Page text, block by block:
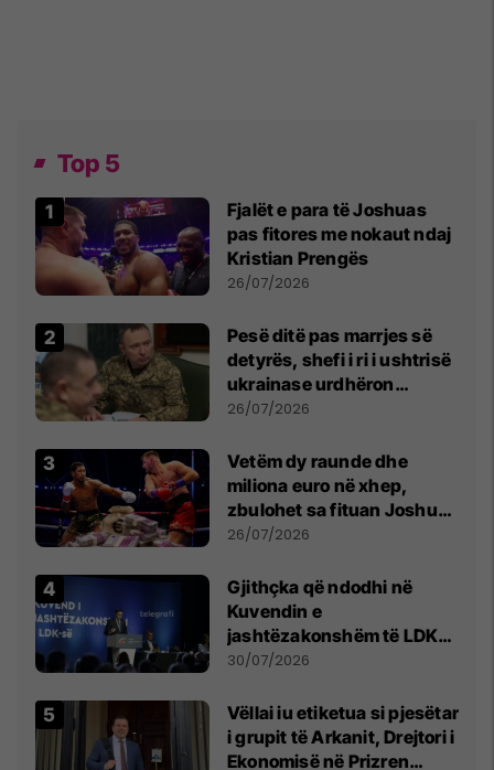
Top 5
Fjalët e para të Joshuas
pas fitores me nokaut ndaj
Kristian Prengës
26/07/2026
Pesë ditë pas marrjes së
detyrës, shefi i ri i ushtrisë
ukrainase urdhëron
kontroll të madh
26/07/2026
Vetëm dy raunde dhe
miliona euro në xhep,
zbulohet sa fituan Joshua
e Prenga
26/07/2026
Gjithçka që ndodhi në
Kuvendin e
jashtëzakonshëm të LDK-
së
30/07/2026
Vëllai iu etiketua si pjesëtar
i grupit të Arkanit, Drejtori i
Ekonomisë në Prizren